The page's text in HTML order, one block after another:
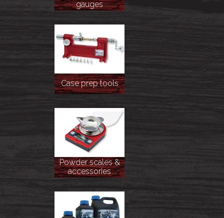
gauges
Case prep tools
Powder scales &
accessories